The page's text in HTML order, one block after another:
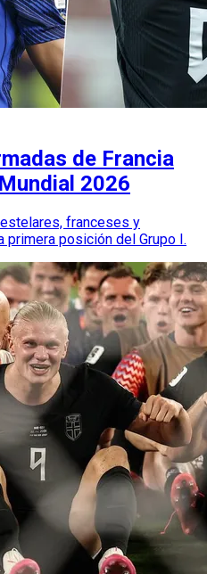
de Francia
2026
franceses y
primera posición del Grupo I.